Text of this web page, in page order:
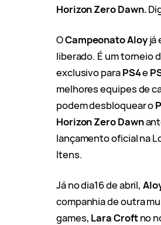
Horizon Zero Dawn.
OCampeonato Aloyjá
liberado. É um torneio
exclusivo paraPS4e
melhores equipes de
podem desbloquear o
Horizon Zero Dawn
lançamento oficial na
Itens.
Já no dia16 de abril,
companhia de outra
games, Lara Croftno